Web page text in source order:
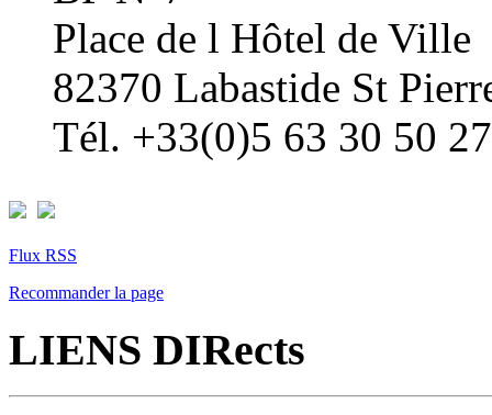
Place de l Hôtel de Ville
82370 Labastide St
Tél. +33(0)5 63 30 50 27
Flux RSS
Recommander la page
LIENS DIRects